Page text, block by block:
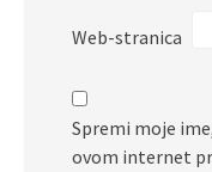
Web-stranica
Spremi moje
ovom internet